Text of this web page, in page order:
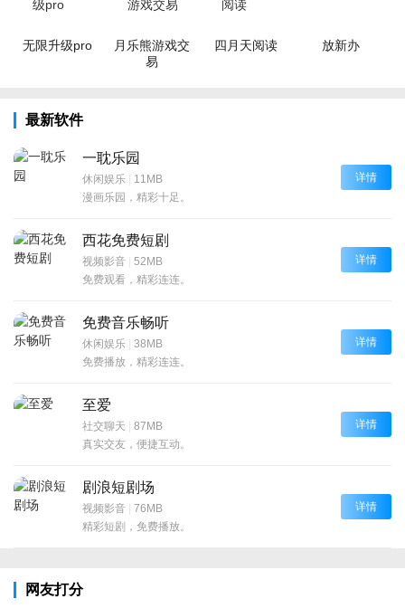
无限升级pro
月乐熊游戏交
易
四月天阅读 放新办
最新软件
一耽乐园
休闲娱乐 | 11MB
漫画乐园，精彩十足。
详情
西花免费短剧
视频影音 | 52MB
免费观看，精彩连连。
详情
免费音乐畅听
休闲娱乐 | 38MB
免费播放，精彩连连。
详情
至爱
社交聊天 | 87MB
真实交友，便捷互动。
详情
剧浪短剧场
视频影音 | 76MB
精彩短剧，免费播放。
详情
网友打分